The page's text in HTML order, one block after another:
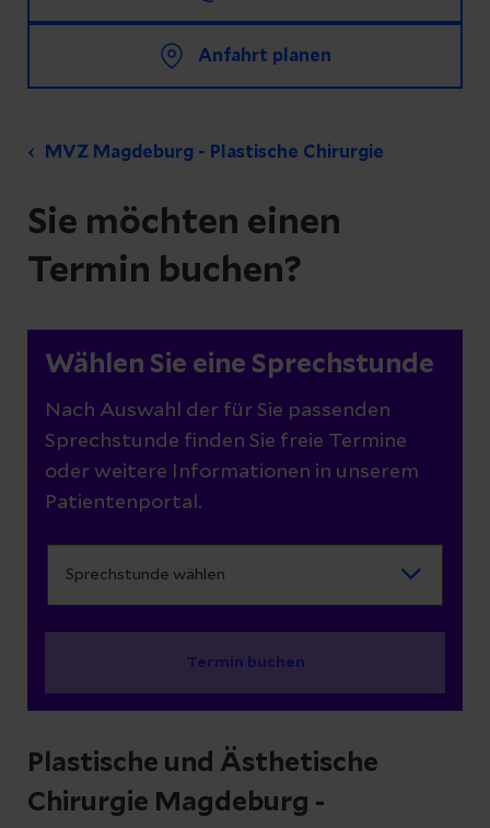
Anfahrt planen
MVZ Magdeburg - Plastische Chirurgie
Sie möchten einen
Termin buchen?
Wählen Sie eine Sprechstunde
Nach Auswahl der für Sie passenden
Sprechstunde finden Sie freie Termine
oder weitere Informationen in unserem
Patientenportal.
Termin buchen
Plastische und Ästhetische
Chirurgie Magdeburg -